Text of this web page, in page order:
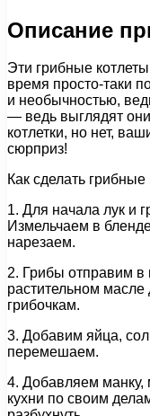
Описание
Эти грибные
время просто-таки
и необычностью,
— ведь выглядят
котлетки, но нет,
сюрприз!
Как сделать грибные
1. Для начала лук и
Измельчаем в
нарезаем.
2. Грибы отправим в
растительном масле
грибочкам.
3. Добавим яйца,
перемешаем.
4. Добавляем
кухни по своим